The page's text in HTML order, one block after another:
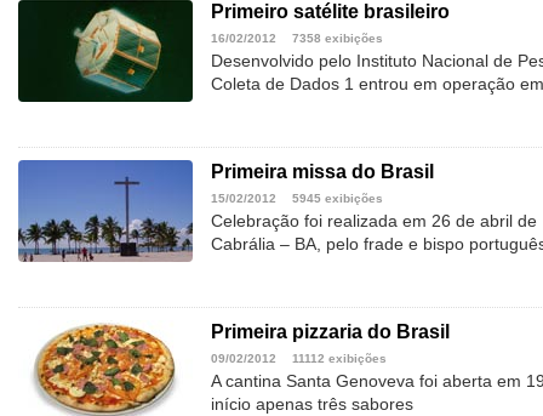
Primeiro satélite brasileiro
16/02/2012 7358 exibições
Desenvolvido pelo Instituto Nacional de
Coleta de Dados 1 entrou em operação
Primeira missa do Brasil
15/02/2012 5945 exibições
Celebração foi realizada em 26 de abril
Cabrália – BA, pelo frade e bispo
Primeira pizzaria do Brasil
09/02/2012 11112 exibições
A cantina Santa Genoveva foi aberta em
início apenas três sabores